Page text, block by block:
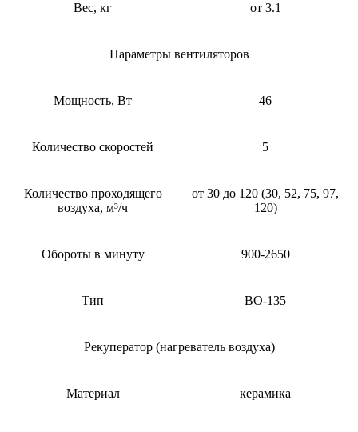
Вес, кг от 3.1
Параметры вентиляторов
Мощность, Вт 46
Количество скоростей 5
Количество проходящего
воздуха, м³/ч
от 30 до 120 (30, 52, 75, 97,
120)
Обороты в минуту 900-2650
Тип ВО-135
Рекуператор (нагреватель воздуха)
Материал керамика